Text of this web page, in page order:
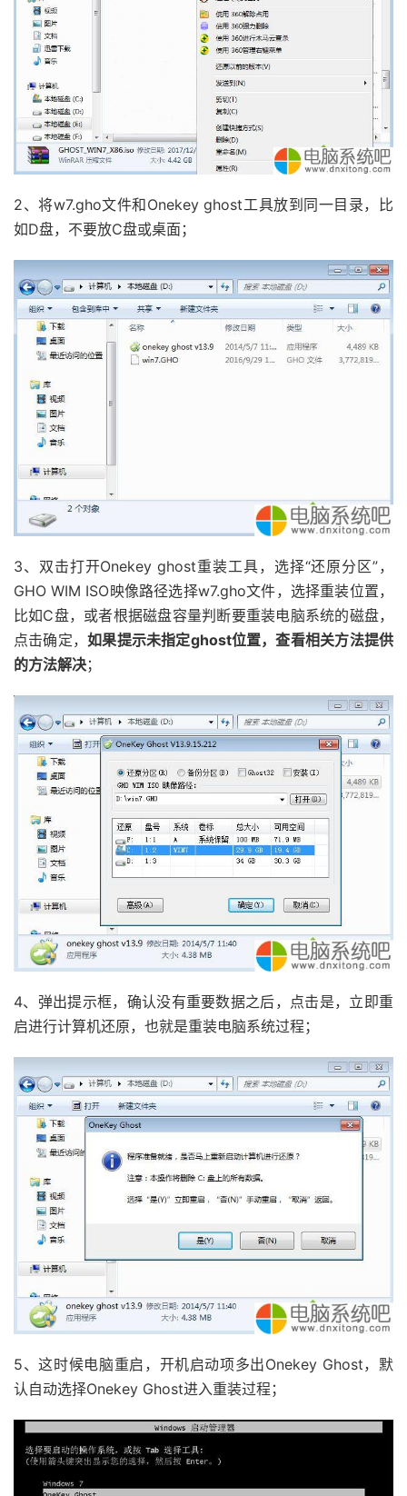
2、将w7.gho文件和Onekey ghost工具放到同一目录，比
如D盘，不要放C盘或桌面；
3、双击打开Onekey ghost重装工具，选择“还原分区”，
GHO WIM ISO映像路径选择w7.gho文件，选择重装位置，
比如C盘，或者根据磁盘容量判断要重装电脑系统的磁盘，
点击确定，如果提示未指定ghost位置，查看相关方法提供
的方法解决；
4、弹出提示框，确认没有重要数据之后，点击是，立即重
启进行计算机还原，也就是重装电脑系统过程；
5、这时候电脑重启，开机启动项多出Onekey Ghost，默
认自动选择Onekey Ghost进入重装过程；